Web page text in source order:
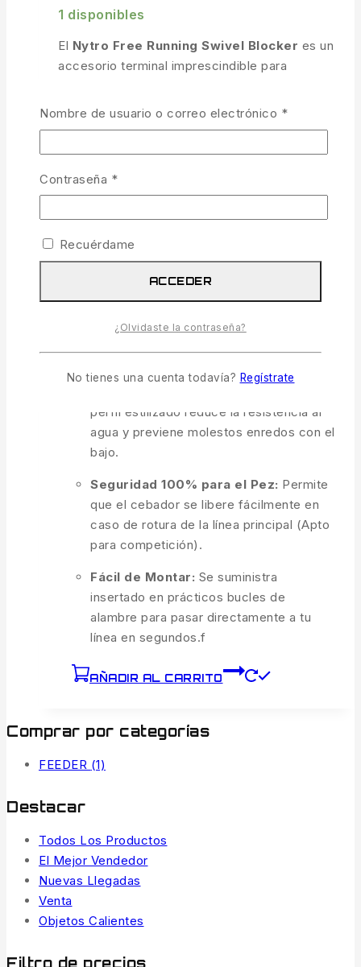
1 disponibles
El Nytro Free Running Swivel Blocker es un
accesorio terminal imprescindible para
perfectos, limpios y seguros. Este ingenioso
nudo de unión del bajo de línea durante los
deslizamiento fluido de la línea y una
presentación anti-enredos impecable.
Protección Avanzada del Nudo:
perfil estilizado reduce la resistencia al
agua y previene molestos enredos con el
bajo.
Seguridad 100% para el Pez: Permite
que el cebador se libere fácilmente en
caso de rotura de la línea principal (Apto
para competición).
Fácil de Montar: Se suministra
insertado en prácticos bucles de
alambre para pasar directamente a tu
línea en segundos.f
AÑADIR AL CARRITO
Comprar por categorías
FEEDER (1)
Destacar
Todos Los Productos
El Mejor Vendedor
Nuevas Llegadas
Venta
Objetos Calientes
Filtro de precios
Nombre de usuario o correo electrónico *Obligatorio
Contraseña *Obligatorio
Recuérdame
ACCEDER
¿Olvidaste la contraseña?
No tienes una cuenta todavía? Regístrate